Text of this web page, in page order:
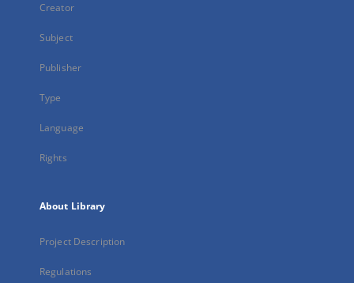
Creator
Subject
Publisher
Type
Language
Rights
About Library
Project Description
Regulations